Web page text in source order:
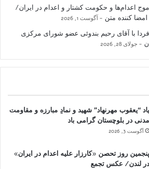
اعدام‌ها و حکومت کشتار و اعدام در ایران/
کننده متن
آگوست 1, 2026
فردا با آقای رحیم بندوئی عضو شورای مرکزی
جولای 28, 2026
یاد “یعقوب مهرنهاد” شهید و نمادِ مبارزه و مقاومت
مدنی در بلوچستان گرامی باد
آگوست 3, 2026
پنجمین روز تحصن «کارزار علیه اعدام در ایران»
در لندن/ عکس تجمع